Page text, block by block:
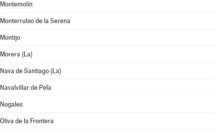
Montemolín
Monterrubio de la Serena
Montijo
Morera (La)
Nava de Santiago (La)
Navalvillar de Pela
Nogales
Oliva de la Frontera